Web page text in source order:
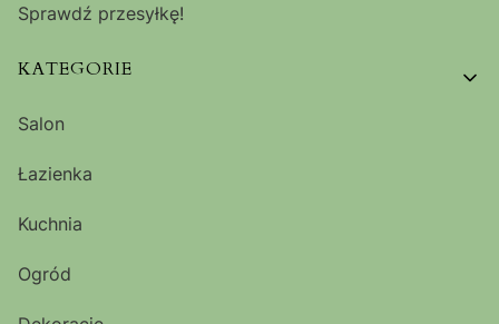
Sprawdź przesyłkę!
KATEGORIE
Salon
Łazienka
Kuchnia
Ogród